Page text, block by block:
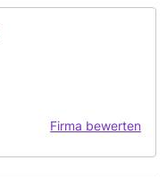
Firma bewerten